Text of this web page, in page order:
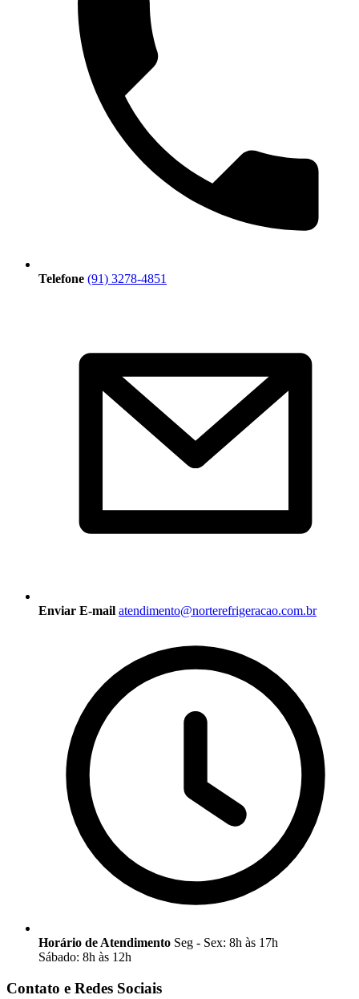
Telefone (91) 3278-4851
Enviar E-mail atendimento@norterefrigeracao.com.br
Horário de Atendimento Seg - Sex: 8h às 17h
Sábado: 8h às 12h
Contato e Redes Sociais